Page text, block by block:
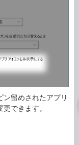
留めされたアプリ
できます。